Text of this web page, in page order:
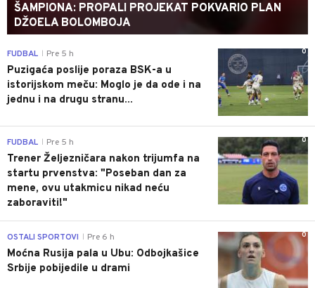
ŠAMPIONA: PROPALI PROJEKAT POKVARIO PLAN
DŽOELA BOLOMBOJA
0
FUDBAL Pre 5 h
Puzigaća poslije poraza BSK-a u
istorijskom meču: Moglo je da ode i na
jednu i na drugu stranu...
0
FUDBAL Pre 5 h
Trener Željezničara nakon trijumfa na
startu prvenstva: "Poseban dan za
mene, ovu utakmicu nikad neću
zaboraviti!"
0
OSTALI SPORTOVI Pre 6 h
Moćna Rusija pala u Ubu: Odbojkašice
Srbije pobijedile u drami